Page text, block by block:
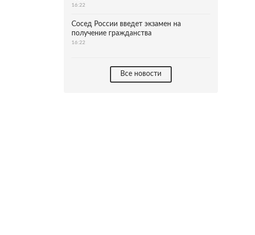
16:22
Сосед России введет экзамен на
получение гражданства
16:22
Все новости